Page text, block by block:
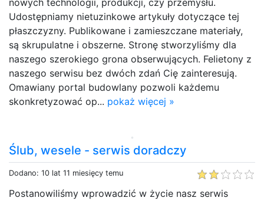
Udostępniamy nietuzinkowe artykuły dotyczące tej
płaszczyzny. Publikowane i zamieszczane materiały,
są skrupulatne i obszerne. Stronę stworzyliśmy dla
naszego szerokiego grona obserwujących. Felietony z
naszego serwisu bez dwóch zdań Cię zainteresują.
Omawiany portal budowlany pozwoli każdemu
skonkretyzować op... pokaż więcej »
Ślub, wesele - serwis doradczy
Dodano: 10 lat 11 miesięcy temu
Postanowiliśmy wprowadzić w życie nasz serwis